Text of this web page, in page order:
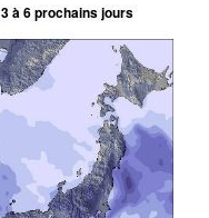
3 à 6 prochains jours